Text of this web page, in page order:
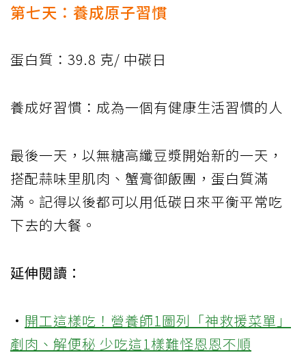
第七天：養成原子習慣
蛋白質：39.8 克/ 中碳日
養成好習慣：成為一個有健康生活習慣的人
最後一天，以無糖高纖豆漿開始新的一天，
搭配蒜味里肌肉、蟹膏御飯團，蛋白質滿
滿。記得以後都可以用低碳日來平衡平常吃
下去的大餐。
延伸閱讀：
· 開工這樣吃！營養師1圖列「神救援菜單」
剷肉、解便秘 少吃這1樣難怪恩恩不順